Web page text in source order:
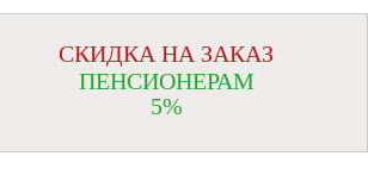
СКИДКА НА ЗАКАЗ
ПЕНСИОНЕРАМ
5%